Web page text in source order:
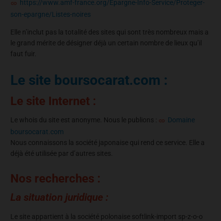
https://www.amf-france.org/Epargne-Info-Service/Proteger-
son-epargne/Listes-noires
Elle n’inclut pas la totalité des sites qui sont très nombreux mais a
le grand mérite de désigner déjà un certain nombre de lieux qu’il
faut fuir.
Le site boursocarat.com :
Le site Internet :
Le whois du site est anonyme. Nous le publions :
Domaine
boursocarat.com
Nous connaissons la société japonaise qui rend ce service. Elle a
déjà été utilisée par d’autres sites.
Nos recherches :
La situation juridique :
Le site appartient à la société polonaise softlink-import sp-z-o-o